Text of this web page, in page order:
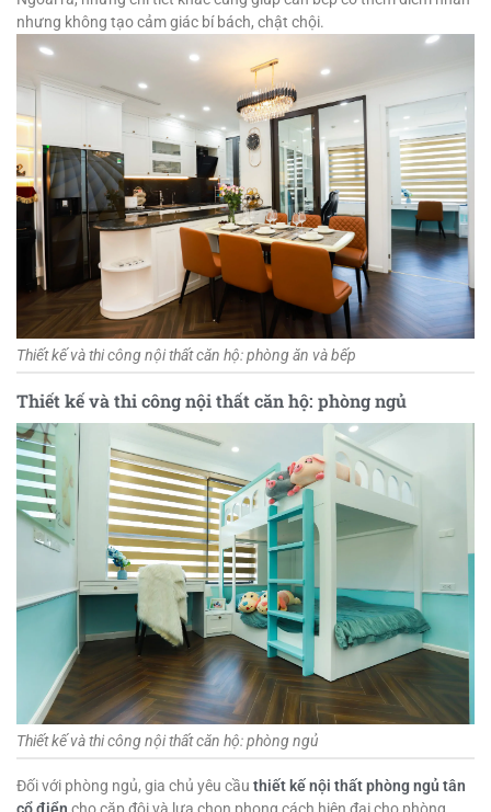
nhưng không tạo cảm giác bí bách, chật chội.
Thiết kế và thi công nội thất căn hộ: phòng ăn và bếp
Thiết kế và thi công nội thất căn hộ: phòng ngủ
Thiết kế và thi công nội thất căn hộ: phòng ngủ
Đối với phòng ngủ, gia chủ yêu cầu thiết kế nội thất phòng ngủ tân